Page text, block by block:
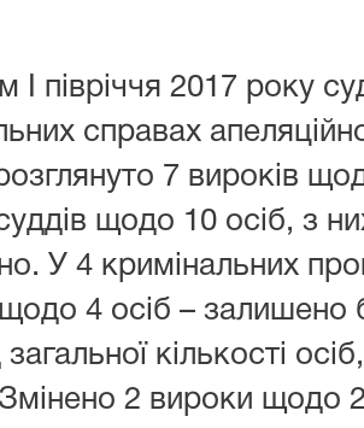
І півріччя 2017 року
справах
7 вироків
щодо 10 осіб, з
У 4 кримінальних
4 осіб – залишено
загальної кількості
2 вироки щодо